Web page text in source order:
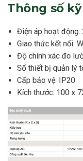
Thông số
Điện áp hoạt động:
Giao thức kết nối:
Độ chính xác đo
Số thiết bị quản lý
Cấp bảo vệ: IP20
Kích thước: 100 x